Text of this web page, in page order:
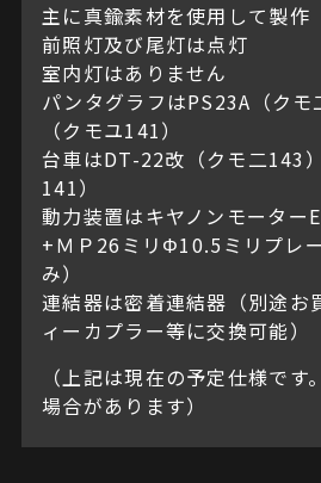
主に真鍮素材を使用して製作
前照灯及び尾灯は点灯
室内灯はありません
パンタグラフはPS23A（ク
（クモユ141）
台車はDT-22改（クモ二143
141）
動力装置はキヤノンモーター
+ＭＰ26ミリΦ10.5ミリプレ
み）
連結器は密着連結器（別途お
ィーカプラー等に交換可能）
（上記は現在の予定仕様です
場合があります）